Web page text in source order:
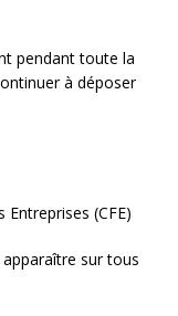
pendant toute la
à déposer
(CFE)
sur tous